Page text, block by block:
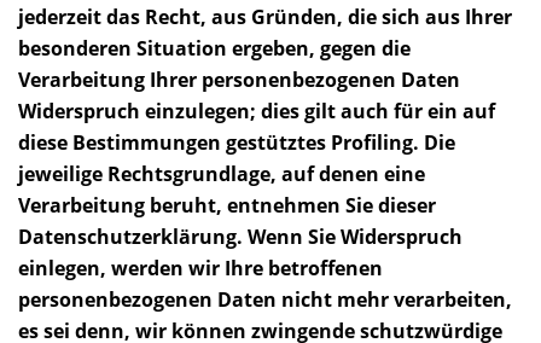
jederzeit das Recht, aus Gründen, die sich aus Ihrer
besonderen Situation ergeben, gegen die
Verarbeitung Ihrer personenbezogenen Daten
Widerspruch einzulegen; dies gilt auch für ein auf
diese Bestimmungen gestütztes Profiling. Die
jeweilige Rechtsgrundlage, auf denen eine
Verarbeitung beruht, entnehmen Sie dieser
Datenschutzerklärung. Wenn Sie Widerspruch
einlegen, werden wir Ihre betroffenen
personenbezogenen Daten nicht mehr verarbeiten,
es sei denn, wir können zwingende schutzwürdige